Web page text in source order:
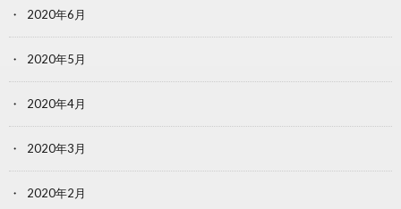
2020年6月
2020年5月
2020年4月
2020年3月
2020年2月